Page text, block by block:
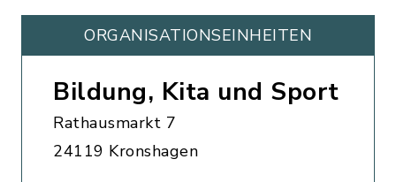
ORGANISATIONS­EINHEITEN
Bildung, Kita und Sport
Rathausmarkt 7
24119 Kronshagen